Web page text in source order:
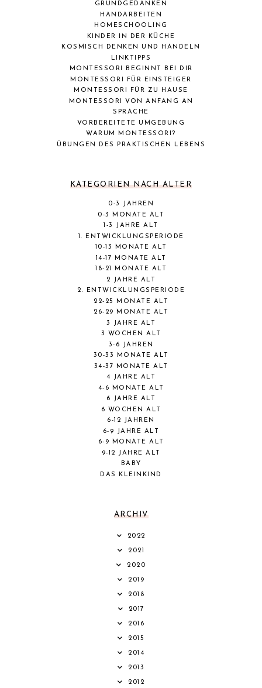
GRUNDGEDANKEN
HANDARBEITEN
HOMESCHOOLING
KINDER IN DER KÜCHE
KOSMISCH DENKEN UND HANDELN
LINKTIPPS
MONTESSORI BEGINNT BEI DIR
MONTESSORI FÜR EINSTEIGER
MONTESSORI FÜR ZU HAUSE
MONTESSORI VON ANFANG AN
SPRACHE
VORBEREITETE UMGEBUNG
WARUM MONTESSORI?
ÜBUNGEN DES PRAKTISCHEN LEBENS
KATEGORIEN NACH ALTER
0-3 JAHREN
0-3 MONATE ALT
1-3 JAHRE ALT
1. ENTWICKLUNGSPERIODE
10-13 MONATE ALT
14-17 MONATE ALT
18-21 MONATE ALT
2 JAHRE ALT
2. ENTWICKLUNGSPERIODE
22-25 MONATE ALT
26-29 MONATE ALT
3 JAHRE ALT
3 WOCHEN ALT
3-6 JAHREN
30-33 MONATE ALT
34-37 MONATE ALT
4 JAHRE ALT
4-6 MONATE ALT
6 JAHRE ALT
6 WOCHEN ALT
6-12 JAHREN
6-9 JAHRE ALT
6-9 MONATE ALT
9-12 JAHRE ALT
BABY
DAS KLEINKIND
ARCHIV
2022
2021
2020
2019
2018
2017
2016
2015
2014
2013
2012